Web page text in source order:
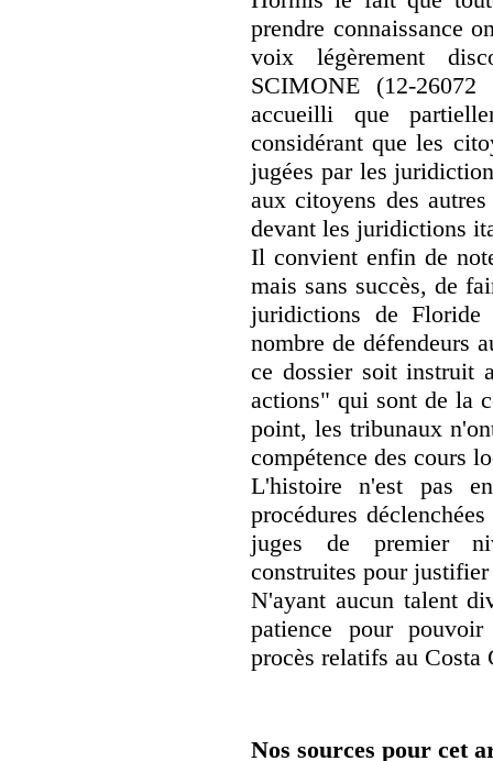
prendre connaissance
voix légèrement
SCIMONE (12-
accueilli que
considérant que les
jugées par les
aux citoyens des
devant les juridictions
Il convient enfin de
mais sans succès, de
juridictions de
nombre de défendeurs
ce dossier soit instruit
actions" qui sont de la
point, les tribunaux
compétence des cours
L'histoire n'est pas
procédures
juges de premier
construites pour
N'ayant aucun talent
patience pour
procès relatifs au Costa
Nos sources pour cet